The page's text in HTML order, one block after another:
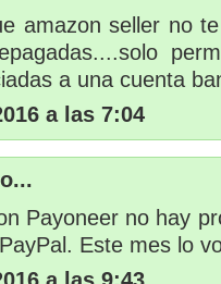
amazon seller no
a una cuenta
a las 7:04
Payoneer no hay
Este mes lo